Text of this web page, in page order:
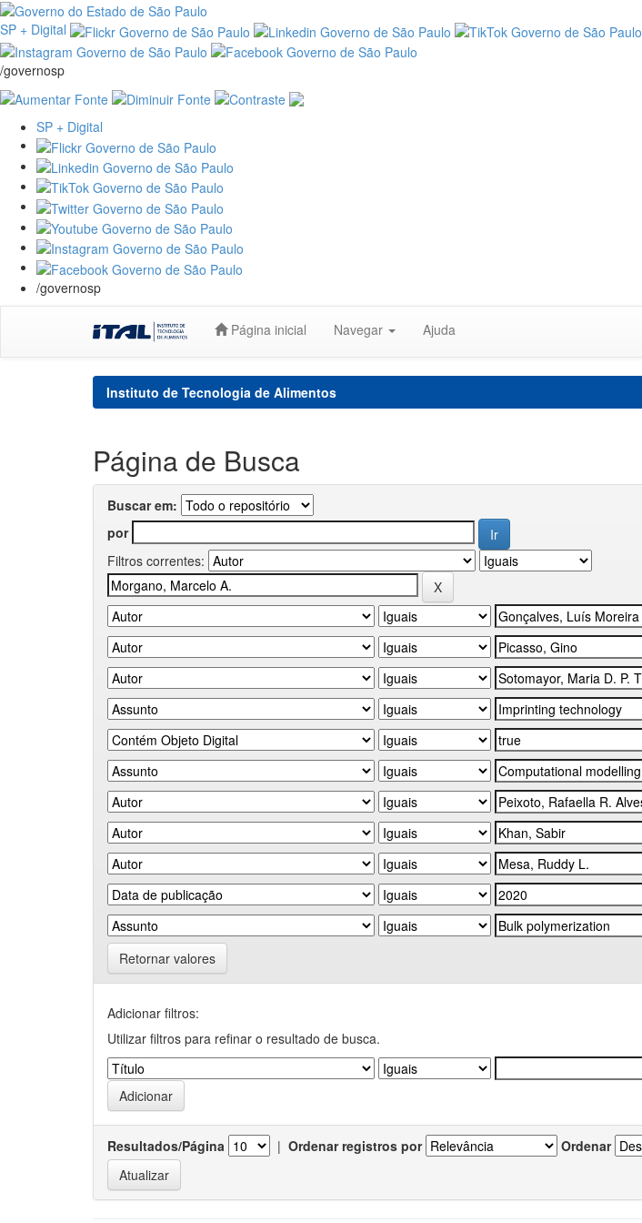
SP + Digital
/governosp
SP + Digital
/governosp
Página inicial Navegar Ajuda
Instituto de Tecnologia de Alimentos
Página de Busca
Buscar em:
por
Filtros correntes:
Retornar valores
Adicionar filtros:
Utilizar filtros para refinar o resultado de busca.
Resultados/Página | Ordenar registros por Ordenar